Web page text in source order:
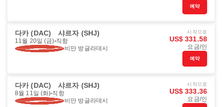
예약
다카 (DAC) 샤르자 (SHJ)
11월 20일 (금) 직항
비만 방글라데시
시작으로
US$ 331.58
요금/인
예약
다카 (DAC) 샤르자 (SHJ)
8월 11일 (화) 직항
비만 방글라데시
시작으로
US$ 333.36
요금/인